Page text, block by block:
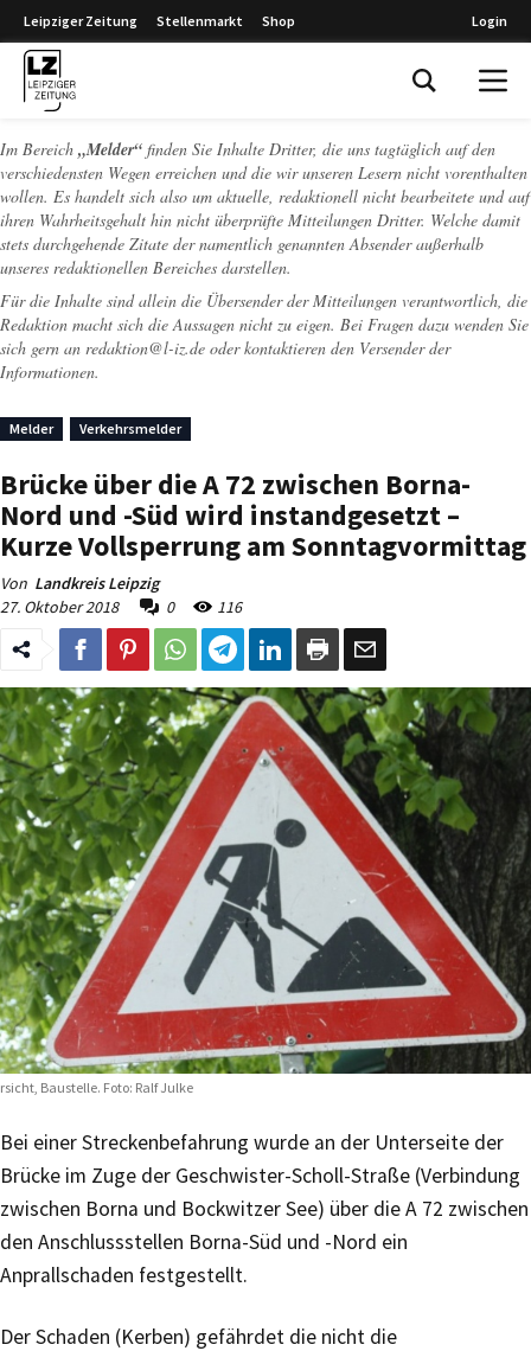
Leipziger Zeitung Stellenmarkt Shop Login
Im Bereich „Melder“ finden Sie Inhalte Dritter, die uns tagtäglich auf den
verschiedensten Wegen erreichen und die wir unseren Lesern nicht vorenthalten
wollen. Es handelt sich also um aktuelle, redaktionell nicht bearbeitete und auf
ihren Wahrheitsgehalt hin nicht überprüfte Mitteilungen Dritter. Welche damit
stets durchgehende Zitate der namentlich genannten Absender außerhalb
unseres redaktionellen Bereiches darstellen.
Für die Inhalte sind allein die Übersender der Mitteilungen verantwortlich, die
Redaktion macht sich die Aussagen nicht zu eigen. Bei Fragen dazu wenden Sie
sich gern an redaktion@l-iz.de oder kontaktieren den Versender der
Informationen.
Melder Verkehrsmelder
Brücke über die A 72 zwischen Borna-
Nord und -Süd wird instandgesetzt –
Kurze Vollsperrung am Sonntagvormittag
Von Landkreis Leipzig
27. Oktober 2018
0 116
Baustelle. Foto: Ralf Julke
Bei einer Streckenbefahrung wurde an der Unterseite der
Brücke im Zuge der Geschwister-Scholl-Straße (Verbindung
zwischen Borna und Bockwitzer See) über die A 72 zwischen
den Anschlussstellen Borna-Süd und -Nord ein
Anprallschaden festgestellt.
Der Schaden (Kerben) gefährdet die nicht die